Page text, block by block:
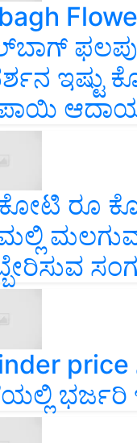
ಇಷ್ಟು
ಆದಾಯ
ರೂ
ಭರ್ಜರಿ